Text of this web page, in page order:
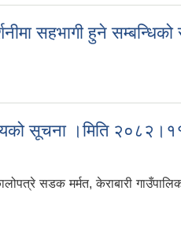
सहभागी हुने
सूचना ।मिति
सडक मर्मत, केराबारी